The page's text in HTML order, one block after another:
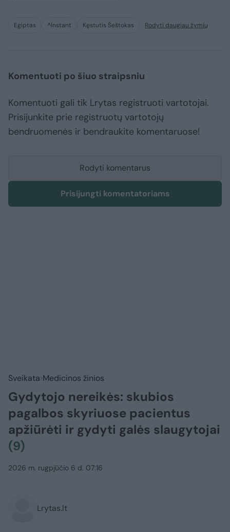
Egiptas ^Instant Kęstutis Šeštokas Rodyti daugiau žymių
Komentuoti po šiuo straipsniu
Komentuoti gali tik Lrytas registruoti vartotojai.
Prisijunkite prie registruotų vartotojų
bendruomenės ir bendraukite komentaruose!
Rodyti komentarus
Prisijungti komentatoriams
Sveikata Medicinos žinios
Gydytojo nereikės: skubios
pagalbos skyriuose pacientus
apžiūrėti ir gydyti galės slaugytojai
(9)
2026 m. rugpjūčio 6 d. 07:16
Lrytas.lt